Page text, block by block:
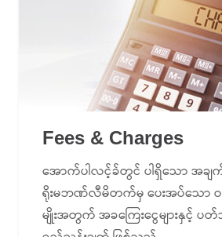
Fees & Charges
အောက်ပါလင့်ခ်တွင် ပါရှိသော အခ
ရိုးမဘဏ်လီမိတက်မှ ပေးအပ်သော ဝ
မျိုးအတွက် အခကြေးငွေများနှင့်